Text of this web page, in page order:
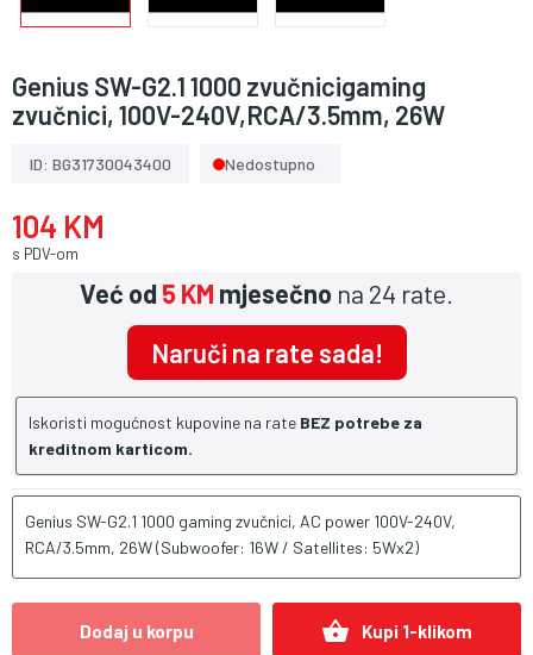
Genius SW-G2.1 1000 zvučnicigaming
zvučnici, 100V-240V,RCA/3.5mm, 26W
ID: BG31730043400 Nedostupno
104 KM
s PDV-om
Već od5 KM mjesečno na 24 rate.
Naruči na rate sada!
Iskoristi mogućnost kupovine na rate BEZ potrebe za
kreditnom karticom.
Genius SW-G2.1 1000 gaming zvučnici, AC power 100V-240V,
RCA/3.5mm, 26W (Subwoofer: 16W / Satellites: 5Wx2)
Dodaj u korpu shopping_basket Kupi 1-klikom